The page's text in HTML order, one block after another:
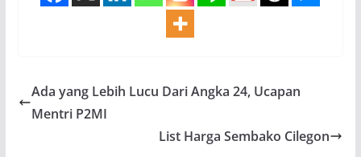
Ada yang Lebih Lucu Dari Angka 24, Ucapan
Mentri P2MI
List Harga Sembako Cilegon